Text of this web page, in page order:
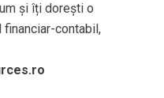
și îți dorești o
contabil,